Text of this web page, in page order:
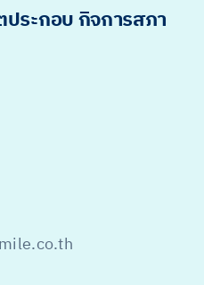
ระกอบ กิจการสภา